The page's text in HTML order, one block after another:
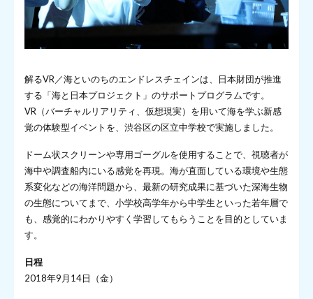
解るVR／海といのちのエンドレスチェインは、日本財団が推進
する「海と日本プロジェクト」のサポートプログラムです。
VR（バーチャルリアリティ、仮想現実）を用いて海を学ぶ新感
覚の体験型イベントを、渋谷区の区立中学校で実施しました。
ドーム状スクリーンや専用ゴーグルを使用することで、視聴者が
海中や調査船内にいる感覚を再現。海が直面している環境や生態
系変化などの海洋問題から、最新の研究成果に基づいた深海生物
の生態についてまで、小学校高学年から中学生といった若年層で
も、感覚的にわかりやすく学習してもらうことを目的としていま
す。
日程
2018年9月14日（金）